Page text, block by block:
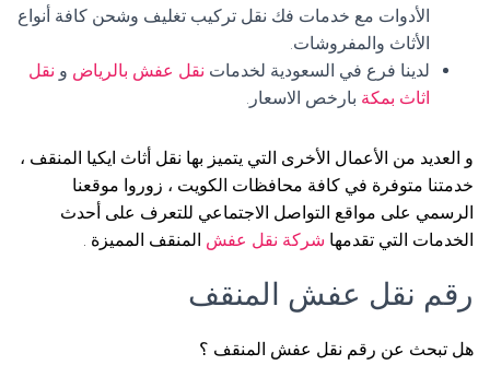
الأدوات مع خدمات فك نقل تركيب تغليف وشحن كافة أنواع
الأثاث والمفروشات.
لدينا فرع في السعودية لخدمات نقل عفش بالرياض و نقل
اثاث بمكة بارخص الاسعار.
و العديد من الأعمال الأخرى التي يتميز بها نقل أثاث ايكيا المنقف ،
خدمتنا متوفرة في كافة محافظات الكويت ، زوروا موقعنا
الرسمي على مواقع التواصل الاجتماعي للتعرف على أحدث
الخدمات التي تقدمها شركة نقل عفش المنقف المميزة .
رقم نقل عفش المنقف
هل تبحث عن رقم نقل عفش المنقف ؟